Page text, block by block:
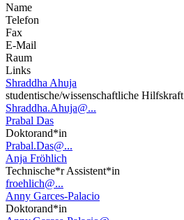
Name
Telefon
Fax
E-Mail
Raum
Links
Shraddha Ahuja
studentische/wissenschaftliche Hilfskraft
Shraddha.Ahuja@...
Prabal Das
Doktorand*in
Prabal.Das@...
Anja Fröhlich
Technische*r Assistent*in
froehlich@...
Anny Garces-Palacio
Doktorand*in